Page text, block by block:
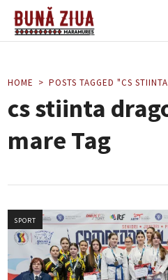
HOME POSTS TAGGED "CS
cs stiinta
mare Tag
SPORT